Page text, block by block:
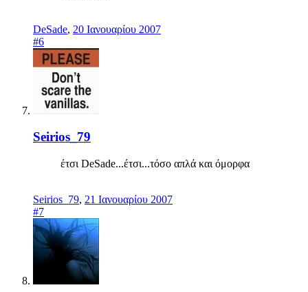
DeSade, 20 Ιανουαρίου 2007
#6
Seirios_79
έτσι DeSade...έτσι...τόσο απλά και όμορφα
Seirios_79, 21 Ιανουαρίου 2007
#7